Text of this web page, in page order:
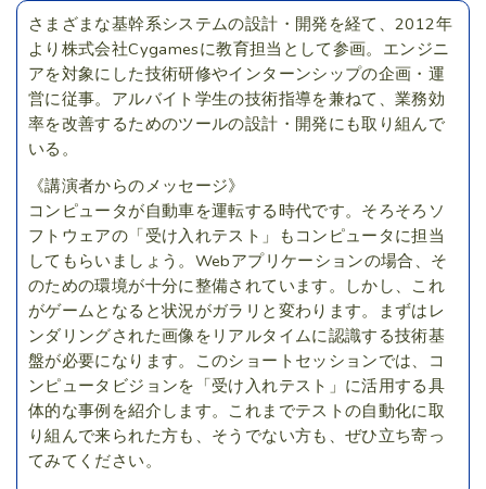
さまざまな基幹系システムの設計・開発を経て、2012年
より株式会社Cygamesに教育担当として参画。エンジニ
アを対象にした技術研修やインターンシップの企画・運
営に従事。アルバイト学生の技術指導を兼ねて、業務効
率を改善するためのツールの設計・開発にも取り組んで
いる。
《講演者からのメッセージ》
コンピュータが自動車を運転する時代です。そろそろソ
フトウェアの「受け入れテスト」もコンピュータに担当
してもらいましょう。Webアプリケーションの場合、そ
のための環境が十分に整備されています。しかし、これ
がゲームとなると状況がガラリと変わります。まずはレ
ンダリングされた画像をリアルタイムに認識する技術基
盤が必要になります。このショートセッションでは、コ
ンピュータビジョンを「受け入れテスト」に活用する具
体的な事例を紹介します。これまでテストの自動化に取
り組んで来られた方も、そうでない方も、ぜひ立ち寄っ
てみてください。